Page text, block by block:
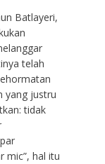
Batlayeri,
telah
yang justru
tidak
mic”, hal itu